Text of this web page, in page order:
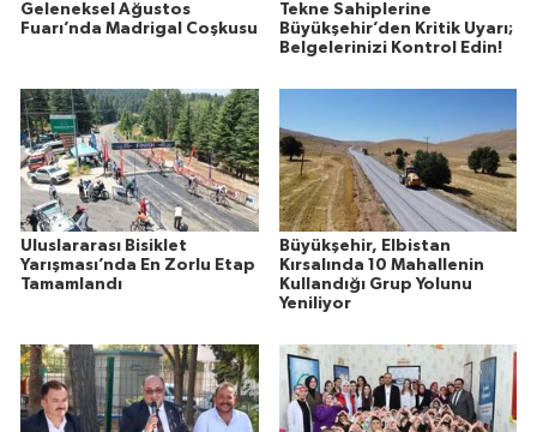
Geleneksel Ağustos
Fuarı’nda Madrigal Coşkusu
Tekne Sahiplerine
Büyükşehir’den Kritik Uyarı;
Belgelerinizi Kontrol Edin!
Uluslararası Bisiklet
Yarışması’nda En Zorlu Etap
Tamamlandı
Büyükşehir, Elbistan
Kırsalında 10 Mahallenin
Kullandığı Grup Yolunu
Yeniliyor